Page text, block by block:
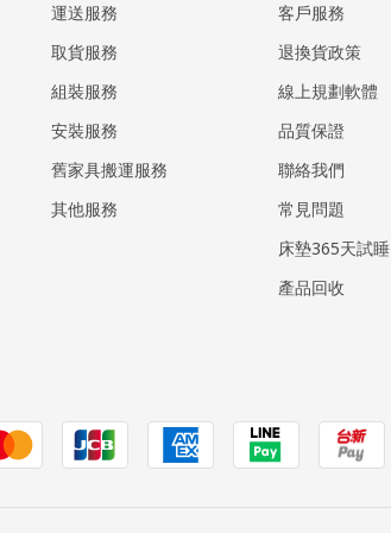
運送服務
取貨服務
組裝服務
安裝服務
​舊家具搬運服務
其他服務
客戶服務
退換貨政策
線上規劃軟體
品質保證
聯絡我們
常見問題
床墊365天試睡
產品回收